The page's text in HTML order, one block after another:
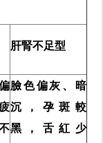
肝腎不足型
臉色偏灰、暗
沉，孕斑較
黑，舌紅少